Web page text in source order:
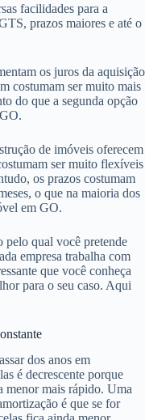
facilidades para a
prazos maiores e até o
os juros da aquisição
costumam ser muito mais
do que a segunda opção
de imóveis oferecem
ser muito flexíveis
os prazos costumam
o que na maioria dos
em GO.
pelo qual você pretende
empresa trabalha com
que você conheça
para o seu caso. Aqui
dos anos em
é decrescente porque
menor mais rápido. Uma
é que se for